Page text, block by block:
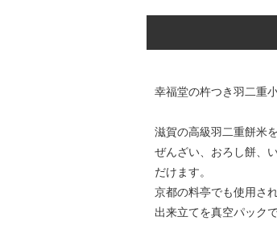
幸福堂の杵つき羽二重小
滋賀の高級羽二重餅米
ぜんざい、おろし餅、
だけます。
京都の料亭でも使用さ
出来立てを真空パック